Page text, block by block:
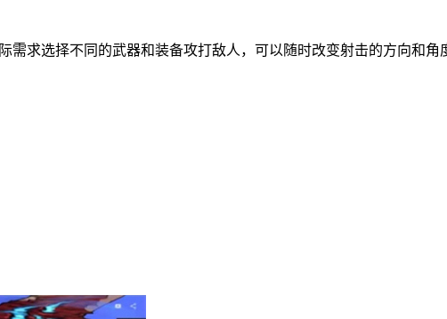
需求选择不同的武器和装备攻打敌人，可以随时改变射击的方向和角